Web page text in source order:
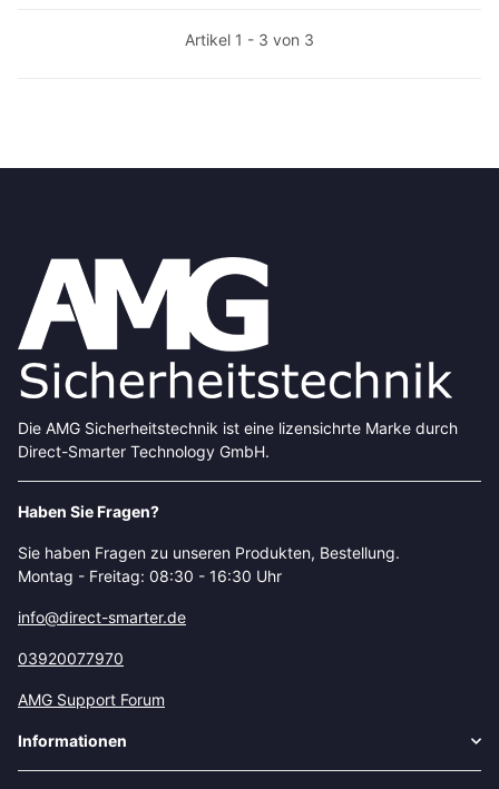
Artikel 1 - 3 von 3
Die AMG Sicherheitstechnik ist eine lizensichrte Marke durch
Direct-Smarter Technology GmbH.
Haben Sie Fragen?
Sie haben Fragen zu unseren Produkten, Bestellung.
Montag - Freitag: 08:30 - 16:30 Uhr
info@direct-smarter.de
03920077970
AMG Support Forum
Informationen